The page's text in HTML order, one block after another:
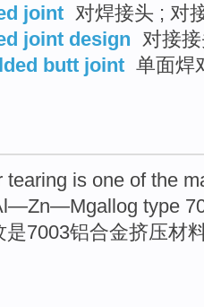
joint 对焊接头 ; 对
joint design
对接
butt joint 单面焊
tearing is one ofthe
type
是7003铝合金挤压材